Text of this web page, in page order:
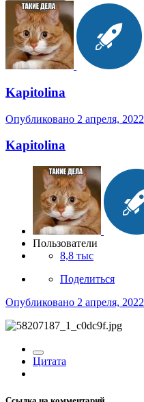
Kapitolina
Опубликовано 2 апреля, 2022
Kapitolina
Пользователи
8,8 тыс
Поделиться
Опубликовано 2 апреля, 2022
Цитата